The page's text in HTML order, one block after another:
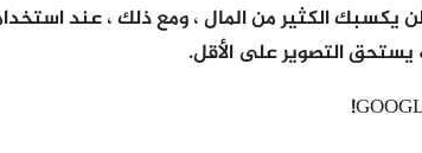
يكسبك الكثير من المال ، ومع ذلك ، عند
التصوير على الأقل.